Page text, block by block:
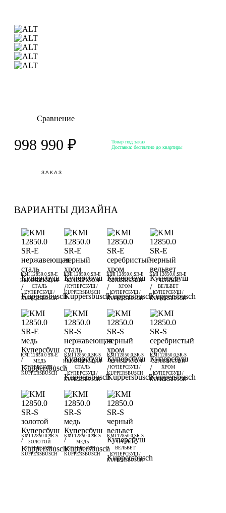
ВАРИАНТЫ ДИЗАЙНА
KMI 12850.0 SR-E
НЕРЖАВЕЮЩАЯ
СТАЛЬ
КУПЕРСБУШ /
KUPPERSBUSCH
KMI 12850.0 SR-E
ЧЕРНЫЙ ХРОМ
КУПЕРСБУШ /
KUPPERSBUSCH
KMI 12850.0 SR-E
СЕРЕБРИСТЫЙ
ХРОМ
КУПЕРСБУШ /
KUPPERSBUSCH
KMI 12850.0 SR-E
ЧЕРНЫЙ
ВЕЛЬВЕТ
КУПЕРСБУШ /
KUPPERSBUSCH
KMI 12850.0 SR-E
МЕДЬ
КУПЕРСБУШ /
KUPPERSBUSCH
KMI 12850.0 SR-S
НЕРЖАВЕЮЩАЯ
СТАЛЬ
КУПЕРСБУШ /
KUPPERSBUSCH
KMI 12850.0 SR-S
ЧЕРНЫЙ ХРОМ
КУПЕРСБУШ /
KUPPERSBUSCH
KMI 12850.0 SR-S
СЕРЕБРИСТЫЙ
ХРОМ
КУПЕРСБУШ /
KUPPERSBUSCH
KMI 12850.0 SR-S
ЗОЛОТОЙ
КУПЕРСБУШ /
KUPPERSBUSCH
KMI 12850.0 SR-S
МЕДЬ
КУПЕРСБУШ /
KUPPERSBUSCH
KMI 12850.0 SR-S
ЧЕРНЫЙ
ВЕЛЬВЕТ
КУПЕРСБУШ /
KUPPERSBUSCH
Сравнение
998 990 ₽
Товар под заказ
Доставка: бесплатно до квартиры
ЗАКАЗ